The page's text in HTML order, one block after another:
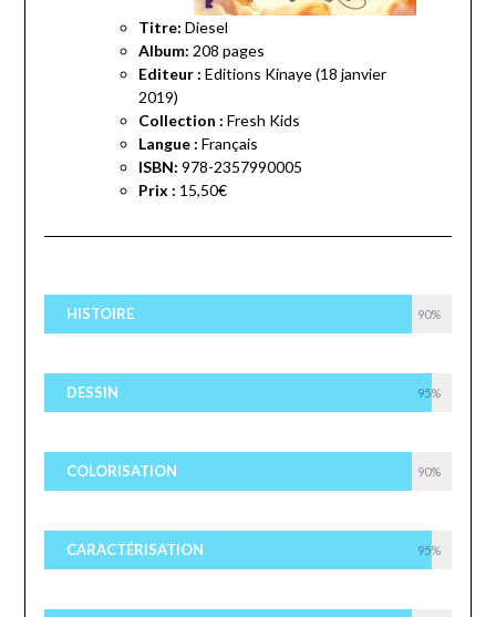
Titre: Diesel
Album: 208 pages
Editeur : Editions Kinaye (18 janvier
2019)
Collection : Fresh Kids
Langue : Français
ISBN: 978-2357990005
Prix : 15,50€
HISTOIRE 90%
DESSIN 95%
COLORISATION 90%
CARACTÉRISATION 95%